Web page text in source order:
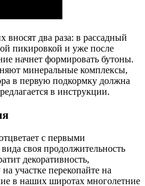
вносят два раза: в рассадный
пикировкой и уже после
начнет формировать бутоны.
минеральные комплексы,
в первую подкормку должна
в инструкции.
с первыми
своя продолжительность
декоративность,
участке перекопайте на
в наших широтах многолетние